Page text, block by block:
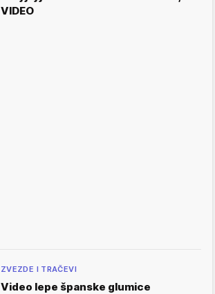
VIDEO
ZVEZDE I TRAČEVI
Video lepe španske glumice